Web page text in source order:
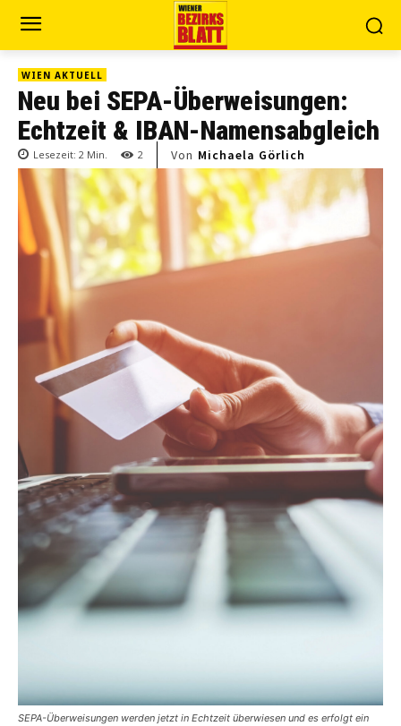
WIEN AKTUELL
Neu bei SEPA-Überweisungen:
Echtzeit & IBAN-Namensabgleich
Lesezeit: 2 Min. 2 Von Michaela Görlich
SEPA-Überweisungen werden jetzt in Echtzeit überwiesen und es erfolgt ein